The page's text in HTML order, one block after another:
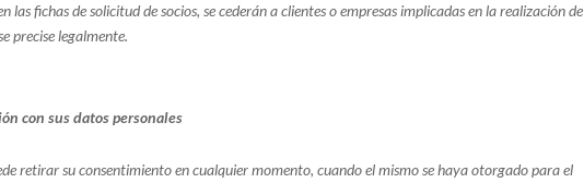
las fichas de solicitud de socios, se cederán a clientes o empresas implicadas en la realización de
precise legalmente.
con sus datos personales
retirar su consentimiento en cualquier momento, cuando el mismo se haya otorgado para el